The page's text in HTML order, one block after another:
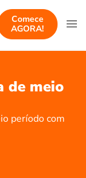
Comece
AGORA!
de meio
período com